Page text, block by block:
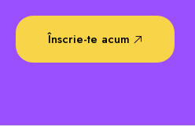
Înscrie-te acum